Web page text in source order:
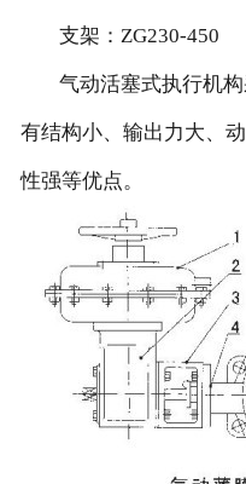
支架：ZG230-450
气动活塞式执行机构
有结构小、输出力大、
性强等优点。